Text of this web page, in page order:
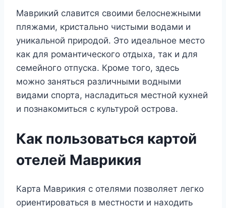
Маврикий славится своими белоснежными
пляжами, кристально чистыми водами и
уникальной природой. Это идеальное место
как для романтического отдыха, так и для
семейного отпуска. Кроме того, здесь
можно заняться различными водными
видами спорта, насладиться местной кухней
и познакомиться с культурой острова.
Как пользоваться картой
отелей Маврикия
Карта Маврикия с отелями позволяет легко
ориентироваться в местности и находить